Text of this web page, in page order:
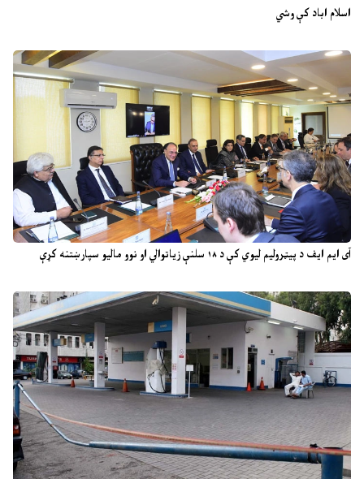
اسلام اباد کې وشي
آی ایم ایف د پیټرولیم لیوي کې د ۱۸ سلنې زیاتوالي او نوو مالیو سپارښتنه کړې